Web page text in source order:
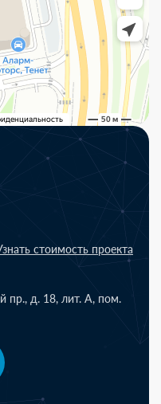
стоимость проекта
пр., д. 18, лит. А, пом.